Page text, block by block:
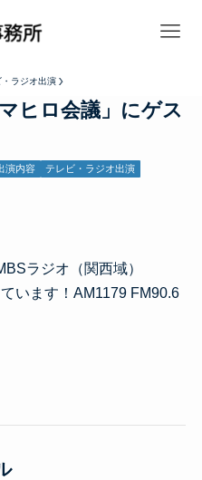
・ラジオ出演
ヒロ会議」にゲス
演内容 テレビ・ラジオ出演
ラジオ（関西域）
います！AM1179 FM90.6